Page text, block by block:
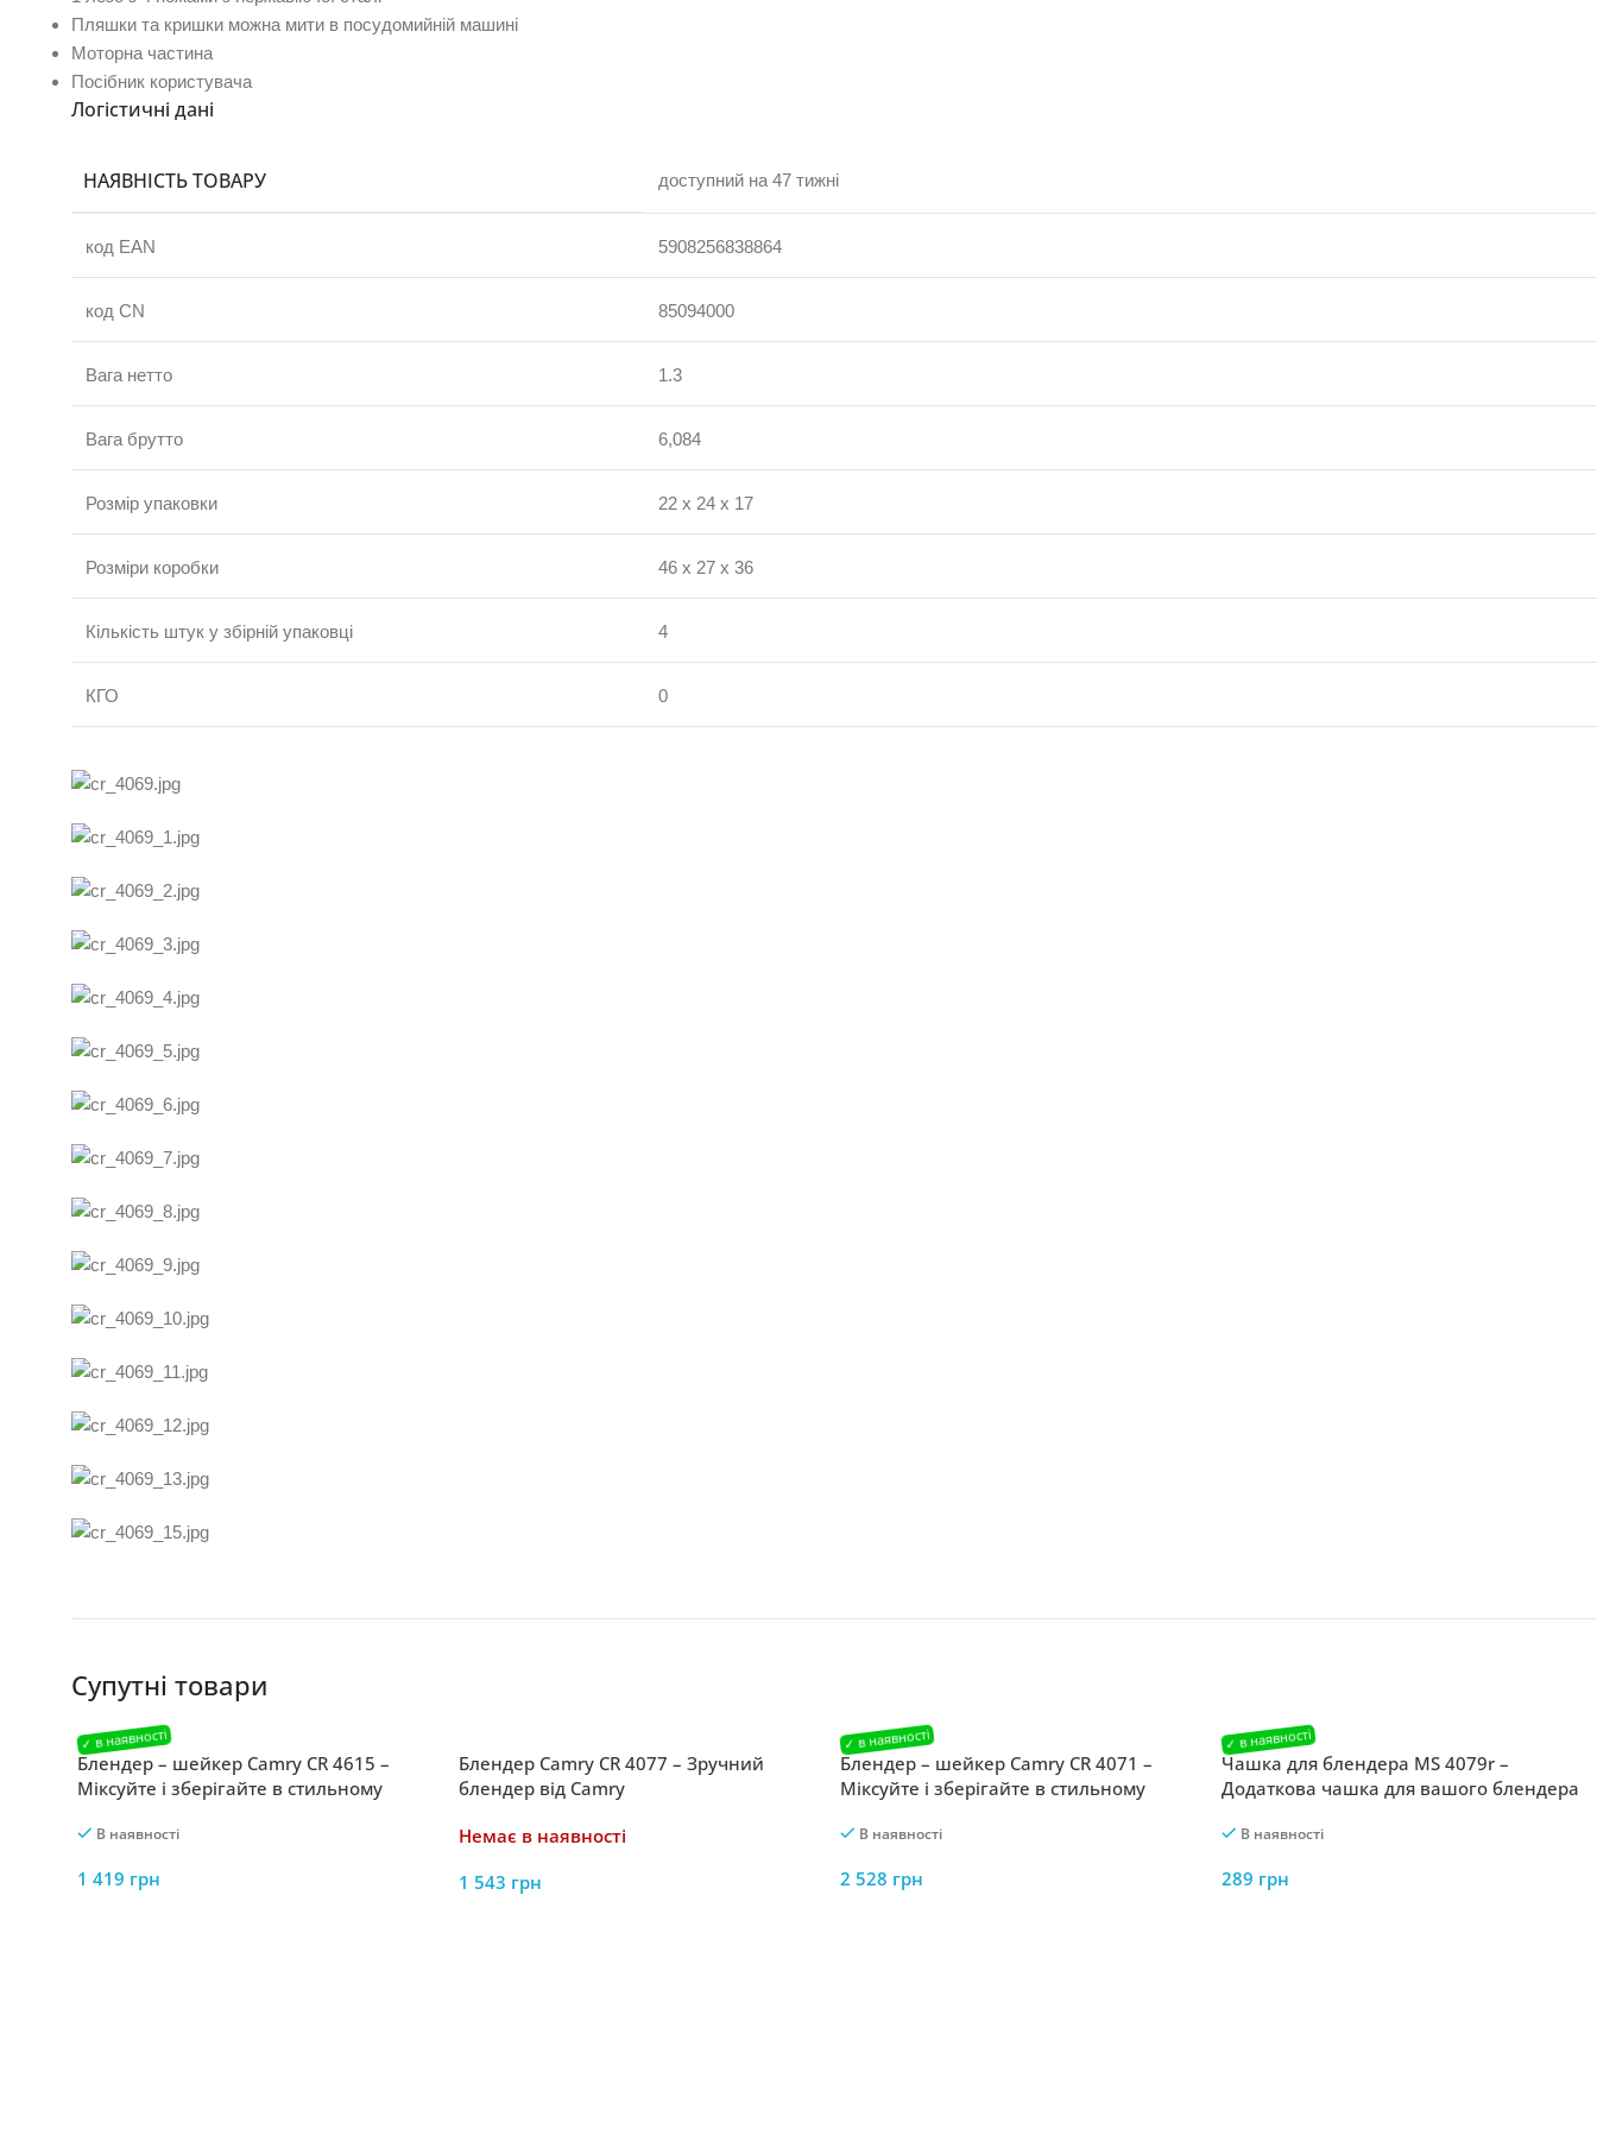
Пляшки та кришки можна мити в посудомийній машині
Моторна частина
Посібник користувача
Логістичні дані
НАЯВНІСТЬ ТОВАРУ доступний на 47 тижні
код EAN 5908256838864
код CN 85094000
Вага нетто 1.3
Вага брутто 6,084
Розмір упаковки 22 х 24 х 17
Розміри коробки 46 х 27 х 36
Кількість штук у збірній упаковці 4
КГО 0
Супутні товари
Блендер – шейкер Camry CR 4615 –
Міксуйте і зберігайте в стильному
В наявності
1 419 грн
Блендер Camry CR 4077 – Зручний
блендер від Camry
Немає в наявності
1 543 грн
Блендер – шейкер Camry CR 4071 –
Міксуйте і зберігайте в стильному
В наявності
2 528 грн
Чашка для блендера MS 4079r –
Додаткова чашка для вашого блендера
В наявності
289 грн